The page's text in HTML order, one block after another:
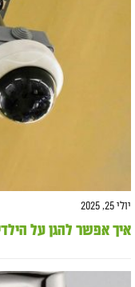
יולי 25, 2025
איך אפשר להגן על